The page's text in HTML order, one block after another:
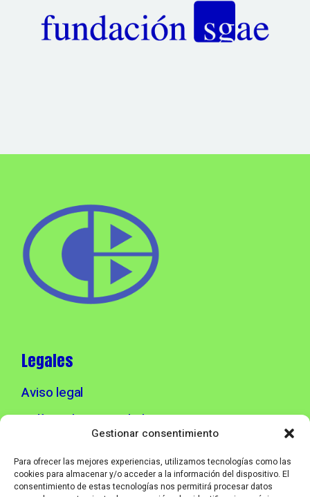
Gestionar consentimiento
Para ofrecer las mejores experiencias, utilizamos tecnologías como las
cookies para almacenar y/o acceder a la información del dispositivo. El
consentimiento de estas tecnologías nos permitirá procesar datos
Legales
Aviso legal
Política de privacidad